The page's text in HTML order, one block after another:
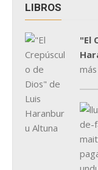
LIBROS
"El